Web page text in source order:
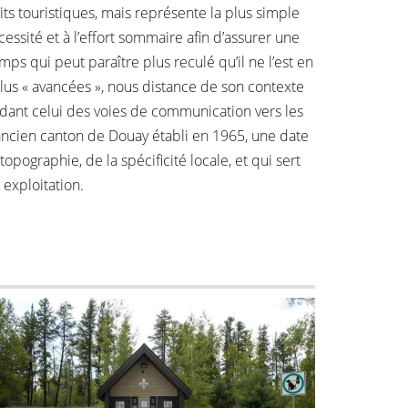
touristiques, mais représente la plus simple
et à l’effort sommaire afin d’assurer une
qui peut paraître plus reculé qu’il ne l’est en
« avancées », nous distance de son contexte
celui des voies de communication vers les
canton de Douay établi en 1965, une date
de la spécificité locale, et qui sert
exploitation.